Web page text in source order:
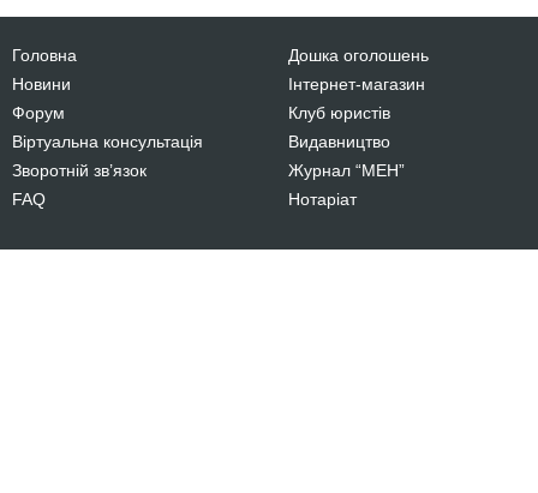
Головна
Новини
Форум
Віртуальна консультація
Зворотній зв’язок
FAQ
Дошка оголошень
Інтернет-магазин
Клуб юристів
Видавництво
Журнал “МЕН”
Нотаріат